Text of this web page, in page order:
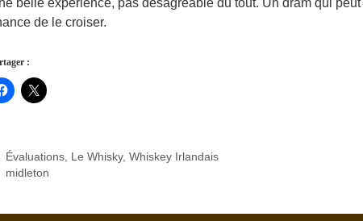
belle expérience, pas désagréable du tout. Un dram qui
de le croiser.
:
Catégories
Évaluations, Le Whisky,Whiskey Irlandais
Étiquettes
midleton